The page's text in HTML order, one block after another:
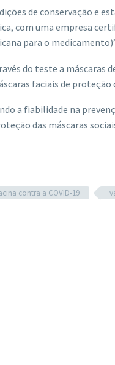
de conservação e
com uma empresa
para o
do teste a máscaras
faciais de proteção
a fiabilidade na
das máscaras
contra a COVID-19